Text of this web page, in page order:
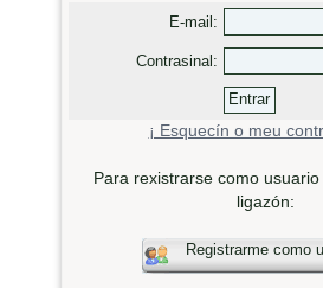
E-mail:
Contrasinal:
¡ Esquecín o meu
Para rexistrarse como
ligazón:
Registrarme como